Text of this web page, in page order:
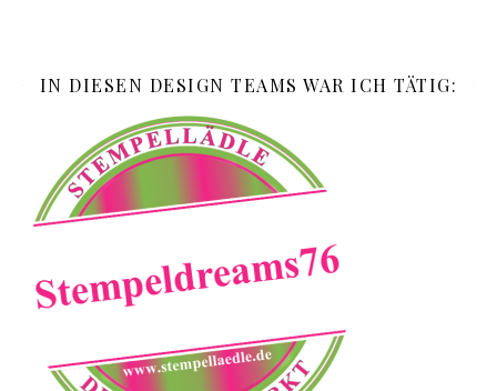
IN DIESEN DESIGN TEAMS WAR ICH TÄTIG: